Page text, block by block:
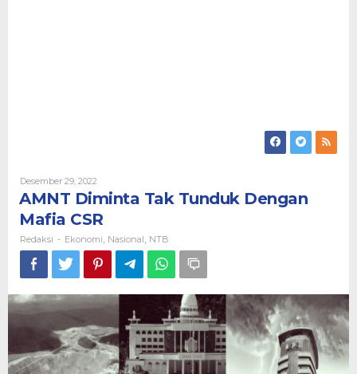
Desember 29, 2022
Redaksi
AMNT Diminta Tak Tunduk Dengan
Mafia CSR
Redaksi - Ekonomi Nasional NTB